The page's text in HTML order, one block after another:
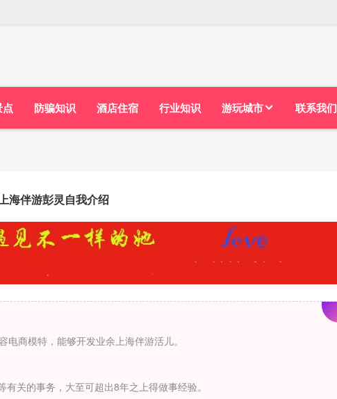
点 防骗知识 酒店住宿 行业知识 游玩城市 联系我们
上海伴游彭灵自我介绍
商模特，能够开发业余上海伴游活儿。
关的事务，大至可超出8年之上得做事经验。